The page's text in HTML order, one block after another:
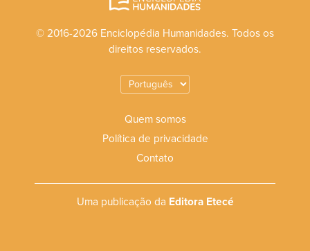
© 2016-2026 Enciclopédia Humanidades. Todos os
direitos reservados.
Quem somos
Política de privacidade
Contato
Uma publicação da Editora Etecé